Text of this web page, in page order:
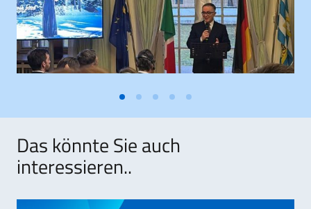
Das könnte Sie auch
interessieren..